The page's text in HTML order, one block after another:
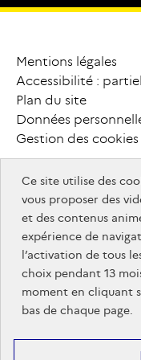
Pied
de
page
Mentions légales
Accessibilité :
Plan du site
Données
Gestion des cookies
Footer
autres
sites
info.gouv.fr
service-
legifrance.gouv.fr
data.gouv.fr
Ce site utilise des
vous proposer des
et des contenus
expérience de
l’activation de tous
choix pendant 13
moment en cliquant
bas de chaque page.